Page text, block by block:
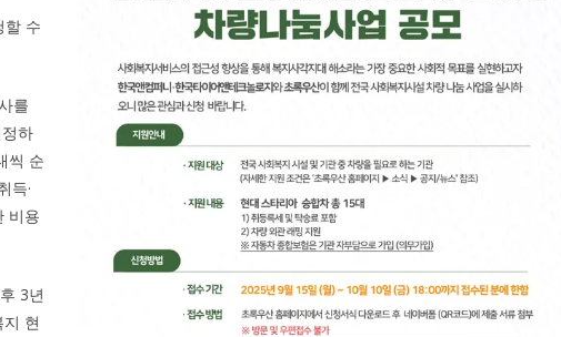
할 수
를
하
씩 순
득·
비용
3년
현